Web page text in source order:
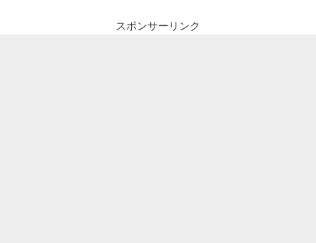
スポンサーリンク